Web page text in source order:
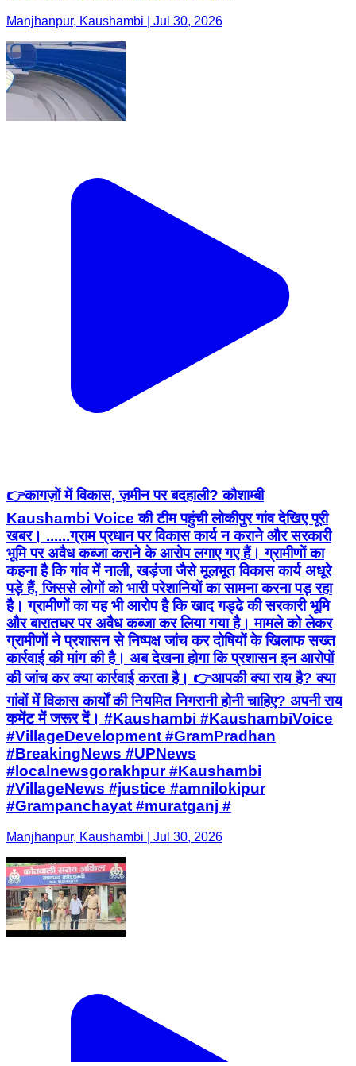
Manjhanpur, Kaushambi | Jul 30, 2026
👉कागज़ों में विकास, ज़मीन पर बदहाली? कौशाम्बी
Kaushambi Voice की टीम पहुंची लोकीपुर गांव देखिए पूरी
खबर। ......ग्राम प्रधान पर विकास कार्य न कराने और सरकारी
भूमि पर अवैध कब्जा कराने के आरोप लगाए गए हैं। ग्रामीणों का
कहना है कि गांव में नाली, खड़ंजा जैसे मूलभूत विकास कार्य अधूरे
पड़े हैं, जिससे लोगों को भारी परेशानियों का सामना करना पड़ रहा
है। ग्रामीणों का यह भी आरोप है कि खाद गड्ढे की सरकारी भूमि
और बारातघर पर अवैध कब्जा कर लिया गया है। मामले को लेकर
ग्रामीणों ने प्रशासन से निष्पक्ष जांच कर दोषियों के खिलाफ सख्त
कार्रवाई की मांग की है। अब देखना होगा कि प्रशासन इन आरोपों
की जांच कर क्या कार्रवाई करता है। 👉आपकी क्या राय है? क्या
गांवों में विकास कार्यों की नियमित निगरानी होनी चाहिए? अपनी राय
कमेंट में जरूर दें। #Kaushambi #KaushambiVoice
#VillageDevelopment #GramPradhan
#BreakingNews #UPNews
#localnewsgorakhpur #Kaushambi
#VillageNews #justice #amnilokipur
#Grampanchayat #muratganj #
Manjhanpur, Kaushambi | Jul 30, 2026